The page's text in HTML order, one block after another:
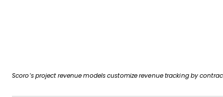
Scoro’s project revenue models customize revenue tracking by